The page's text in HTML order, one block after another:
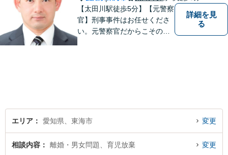
【太田川駅徒歩5分】【元警察
官】刑事事件はお任せくださ
い。元警察官だからこその視
詳細を見
る
エリア 愛知県、東海市 変更
相談内容 離婚・男女問題、育児放棄 変更